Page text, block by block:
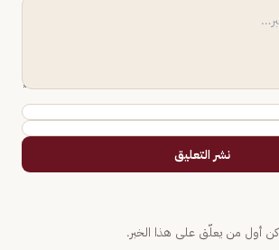
نشر التعليق
كن أول من يعلّق على هذا الخبر.